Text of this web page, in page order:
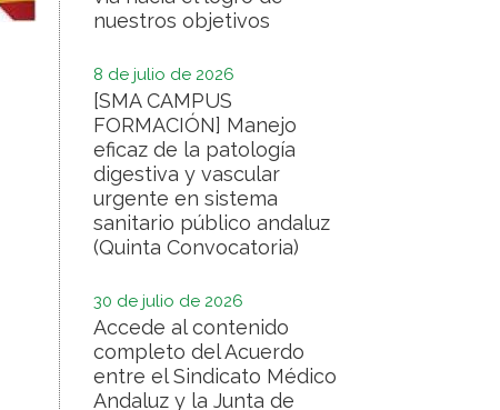
nuestros objetivos
8 de julio de 2026
[SMA CAMPUS
FORMACIÓN] Manejo
eficaz de la patología
digestiva y vascular
urgente en sistema
sanitario público andaluz
(Quinta Convocatoria)
30 de julio de 2026
Accede al contenido
completo del Acuerdo
entre el Sindicato Médico
Andaluz y la Junta de